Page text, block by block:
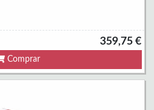
359,75 €
Comprar